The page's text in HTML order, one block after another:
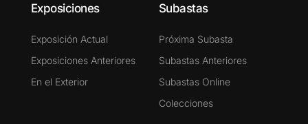
Exposiciones
Exposición Actual
Exposiciones Anteriores
En el Exterior
Subastas
Próxima Subasta
Subastas Anteriores
Subastas Online
Colecciones